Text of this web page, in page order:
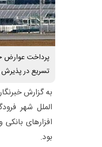
پرداخت عوارض
تسریع در
به گزارش
الملل شهر
افزارهای
بود.